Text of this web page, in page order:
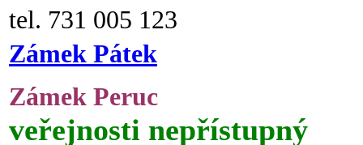
tel. 731 005 123
Zámek Pátek
Zámek Peruc
veřejnosti nepřístupný